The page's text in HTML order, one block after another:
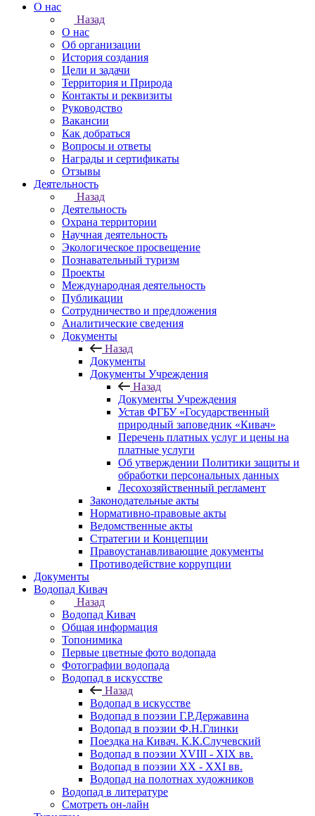
О нас
Назад
О нас
Об организации
История создания
Цели и задачи
Территория и Природа
Контакты и реквизиты
Руководство
Вакансии
Как добраться
Вопросы и ответы
Награды и сертификаты
Отзывы
Деятельность
Назад
Деятельность
Охрана территории
Научная деятельность
Экологическое просвещение
Познавательный туризм
Проекты
Международная деятельность
Публикации
Сотрудничество и предложения
Аналитические сведения
Документы
Назад
Документы
Документы Учреждения
Назад
Документы Учреждения
Устав ФГБУ «Государственный
природный заповедник «Кивач»
Перечень платных услуг и цены на
платные услуги
Об утверждении Политики защиты и
обработки персональных данных
Лесохозяйственный регламент
Законодательные акты
Нормативно-правовые акты
Ведомственные акты
Стратегии и Концепции
Правоустанавливающие документы
Противодействие коррупции
Документы
Водопад Кивач
Назад
Водопад Кивач
Общая информация
Топонимика
Первые цветные фото водопада
Фотографии водопада
Водопад в искусстве
Назад
Водопад в искусстве
Водопад в поэзии Г.Р.Державина
Водопад в поэзии Ф.Н.Глинки
Поездка на Кивач. К.К.Случевский
Водопад в поэзии XVIII - XIX вв.
Водопад в поэзии XX - XXI вв.
Водопад на полотнах художников
Водопад в литературе
Смотреть он-лайн